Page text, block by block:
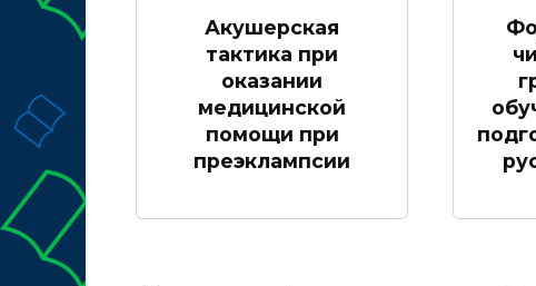
Акушерская
тактика при
оказании
медицинской
помощи при
преэклампсии